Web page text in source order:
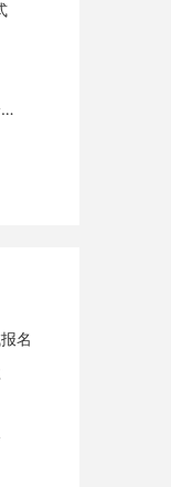
名